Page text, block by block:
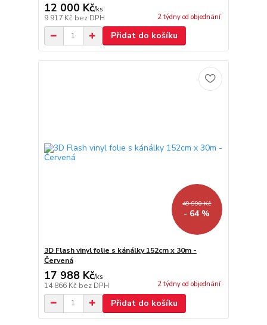
12 000 Kč/ks
9 917 Kč bez DPH 2 týdny od objednání
Přidat do košíku
49 990 Kč
- 64 %
3D Flash vinyl folie s kánálky 152cm x 30m -
Červená
17 988 Kč/ks
14 866 Kč bez DPH 2 týdny od objednání
Přidat do košíku